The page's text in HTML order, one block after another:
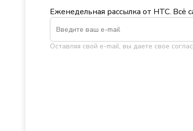
Еженедельная рассылка от НТС. Всё
Оставляя свой e-mail, вы даете свое